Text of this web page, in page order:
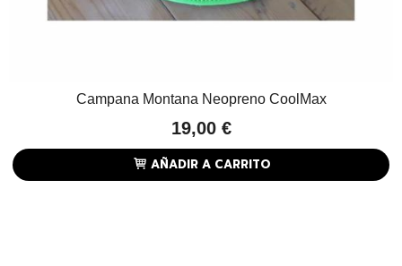
Campana Montana Neopreno CoolMax
19,00 €
AÑADIR A CARRITO